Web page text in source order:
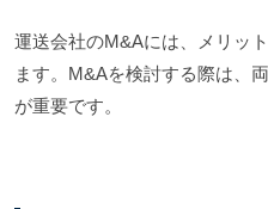
運送会社のM&Aには、メリッ
ます。M&Aを検討する際は、
が重要です。